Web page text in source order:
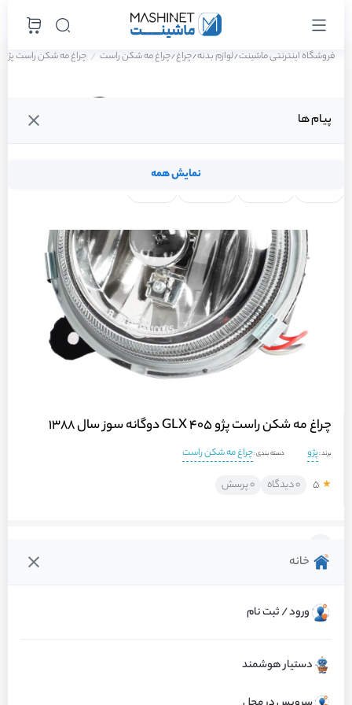
خانه
ورود / ثبت نام
دستیار هوشمند
پیام ها
نمایش همه
فروشگاه اینترنتی ماشینت/لوازم بدنه/چراغ/چراغ مه شکن راست چراغ مه شکن راست پژو 405 GLX دوگانه سوز سال 1388
چراغ مه شکن راست پژو 405 GLX دوگانه سوز سال 1388
برند :پژو دسته بندی :چراغ مه شکن راست
★ ۵ ۰ دیدگاه ۰ پرسش
گارانتی : اصالت و سلامت فیزیکی کالا
مرجوعی کالا 48 ساعته توسط ماشینت